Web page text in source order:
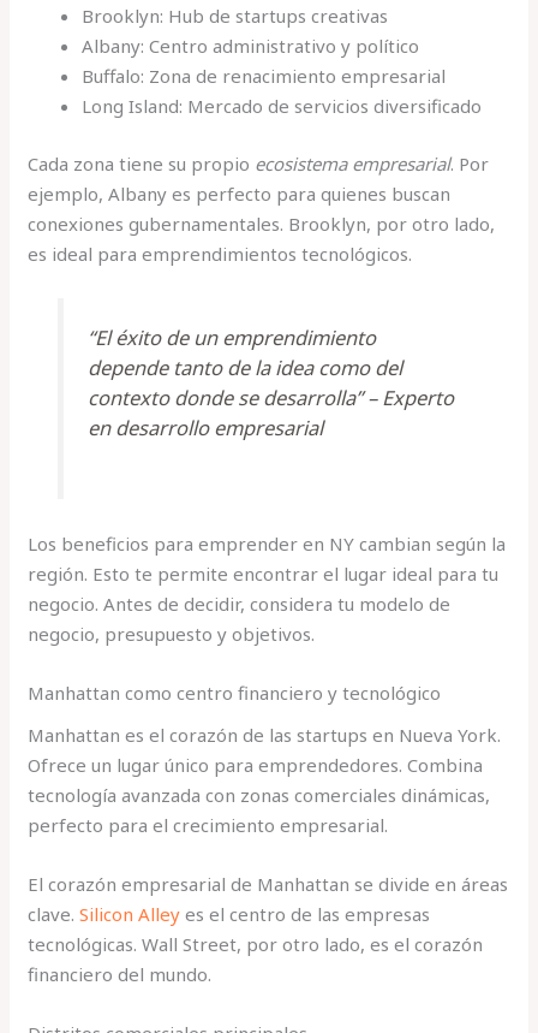
Brooklyn: Hub de startups creativas
Albany: Centro administrativo y político
Buffalo: Zona de renacimiento empresarial
Long Island: Mercado de servicios diversificado
Cada zona tiene su propio ecosistema empresarial. Por
ejemplo, Albany es perfecto para quienes buscan
conexiones gubernamentales. Brooklyn, por otro lado,
es ideal para emprendimientos tecnológicos.
“El éxito de un emprendimiento
depende tanto de la idea como del
contexto donde se desarrolla” – Experto
en desarrollo empresarial
Los beneficios para emprender en NY cambian según la
región. Esto te permite encontrar el lugar ideal para tu
negocio. Antes de decidir, considera tu modelo de
negocio, presupuesto y objetivos.
Manhattan como centro financiero y tecnológico
Manhattan es el corazón de las startups en Nueva York.
Ofrece un lugar único para emprendedores. Combina
tecnología avanzada con zonas comerciales dinámicas,
perfecto para el crecimiento empresarial.
El corazón empresarial de Manhattan se divide en áreas
clave.Silicon Alley es el centro de las empresas
tecnológicas. Wall Street, por otro lado, es el corazón
financiero del mundo.